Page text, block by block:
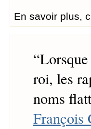
En savoir plus,
“
roi, les
noms
François